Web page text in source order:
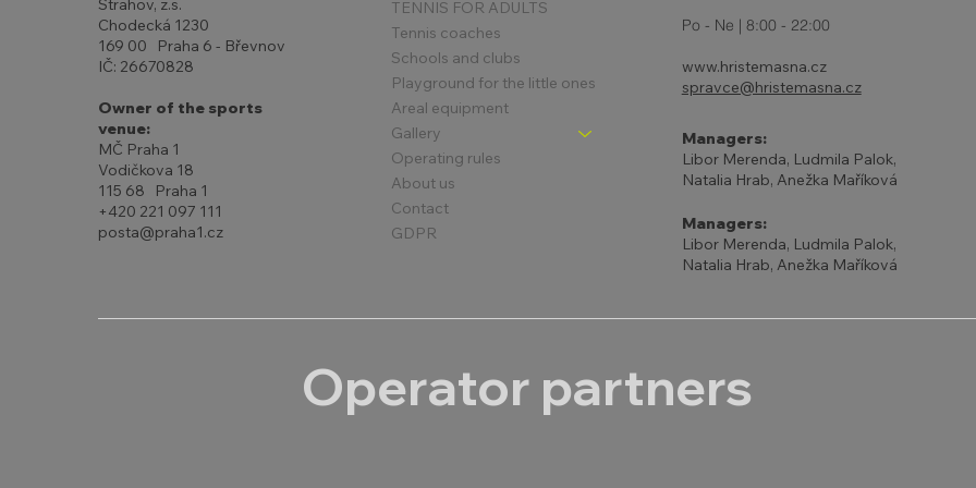
Strahov, z.s.
Chodecká 1230
169 00 Praha 6 - Břevnov
IČ: 26670828
Owner of the sports
venue:
MČ Praha 1
Vodičkova 18
115 68 Praha 1
+420 221 097 111
posta@praha1.cz
TENNIS FOR ADULTS
Tennis coaches
Schools and clubs
Playground for the little ones
Areal equipment
Gallery
Operating rules
About us
Contact
GDPR
Po - Ne | 8:00 - 22:00
www.hristemasna.cz
spravce@hristemasna.cz
Managers:
Libor Merenda, Ludmila Palok,
Natalia Hrab, Anežka Maříková
Managers:
Libor Merenda, Ludmila Palok,
Natalia Hrab, Anežka Maříková
Operator partners